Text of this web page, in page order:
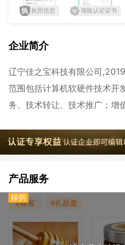
执照信息 领取认证证书
企业简介
辽宁佳之宝科技有限公司
范围包括计算机软硬件技术开
务、技术转让、技术推广；增
系统集成；综合布线；数据
程、安防工程、通信工程施工
机械设备、计算机软硬件及辅
设备、建筑材料、五金交电、
售、租赁。
产品服务